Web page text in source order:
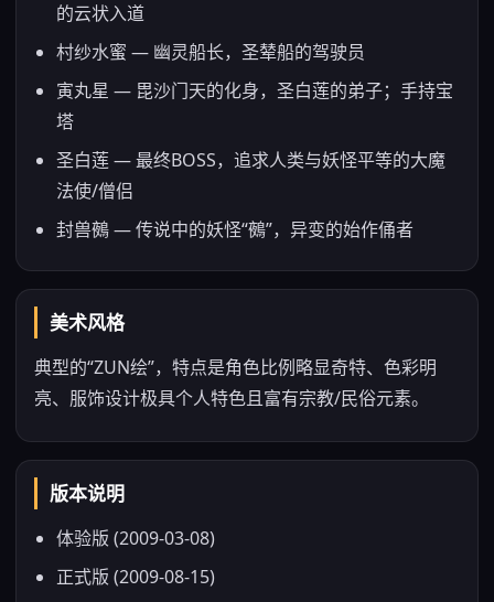
的云状入道
村纱水蜜 — 幽灵船长，圣辇船的驾驶员
寅丸星 — 毘沙门天的化身，圣白莲的弟子；手持宝
塔
圣白莲 — 最终BOSS，追求人类与妖怪平等的大魔
法使/僧侣
封兽鵺 — 传说中的妖怪“鵺”，异变的始作俑者
美术风格
典型的“ZUN绘”，特点是角色比例略显奇特、色彩明
亮、服饰设计极具个人特色且富有宗教/民俗元素。
版本说明
体验版 (2009-03-08)
正式版 (2009-08-15)